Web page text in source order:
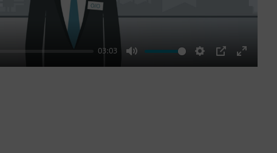
03:03
Mute Settings
PIP
Enter